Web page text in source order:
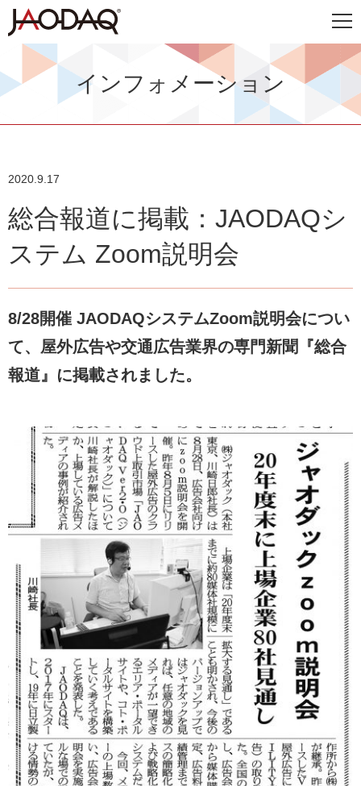
インフォメーション
2020.9.17
総合報道に掲載：JAODAQシ
ステム Zoom説明会
8/28開催 JAODAQシステムZoom説明会につい
て、屋外広告や交通広告業界の専門新聞『総合
報道』に掲載されました。